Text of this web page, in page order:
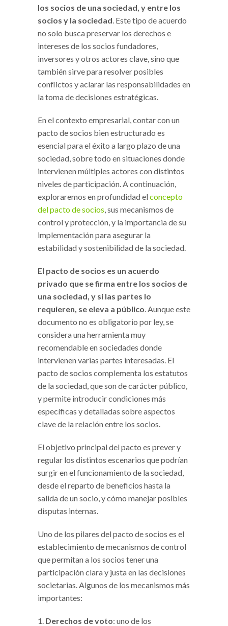
los socios de una sociedad, y entre los
socios y la sociedad. Este tipo de acuerdo
no solo busca preservar los derechos e
intereses de los socios fundadores,
inversores y otros actores clave, sino que
también sirve para resolver posibles
conflictos y aclarar las responsabilidades en
la toma de decisiones estratégicas.
En el contexto empresarial, contar con un
pacto de socios bien estructurado es
esencial para el éxito a largo plazo de una
sociedad, sobre todo en situaciones donde
intervienen múltiples actores con distintos
niveles de participación. A continuación,
exploraremos en profundidad elconcepto
del pacto de socios, sus mecanismos de
control y protección, y la importancia de su
implementación para asegurar la
estabilidad y sostenibilidad de la sociedad.
El pacto de socios es un acuerdo
privado que se firma entre los socios de
una sociedad, y si las partes lo
requieren, se eleva a público. Aunque este
documento no es obligatorio por ley, se
considera una herramienta muy
recomendable en sociedades donde
intervienen varias partes interesadas. El
pacto de socios complementa los estatutos
de la sociedad, que son de carácter público,
y permite introducir condiciones más
específicas y detalladas sobre aspectos
clave de la relación entre los socios.
El objetivo principal del pacto es prever y
regular los distintos escenarios que podrían
surgir en el funcionamiento de la sociedad,
desde el reparto de beneficios hasta la
salida de un socio, y cómo manejar posibles
disputas internas.
Uno de los pilares del pacto de socios es el
establecimiento de mecanismos de control
que permitan a los socios tener una
participación clara y justa en las decisiones
societarias. Algunos de los mecanismos más
importantes:
Derechos de voto: uno de los